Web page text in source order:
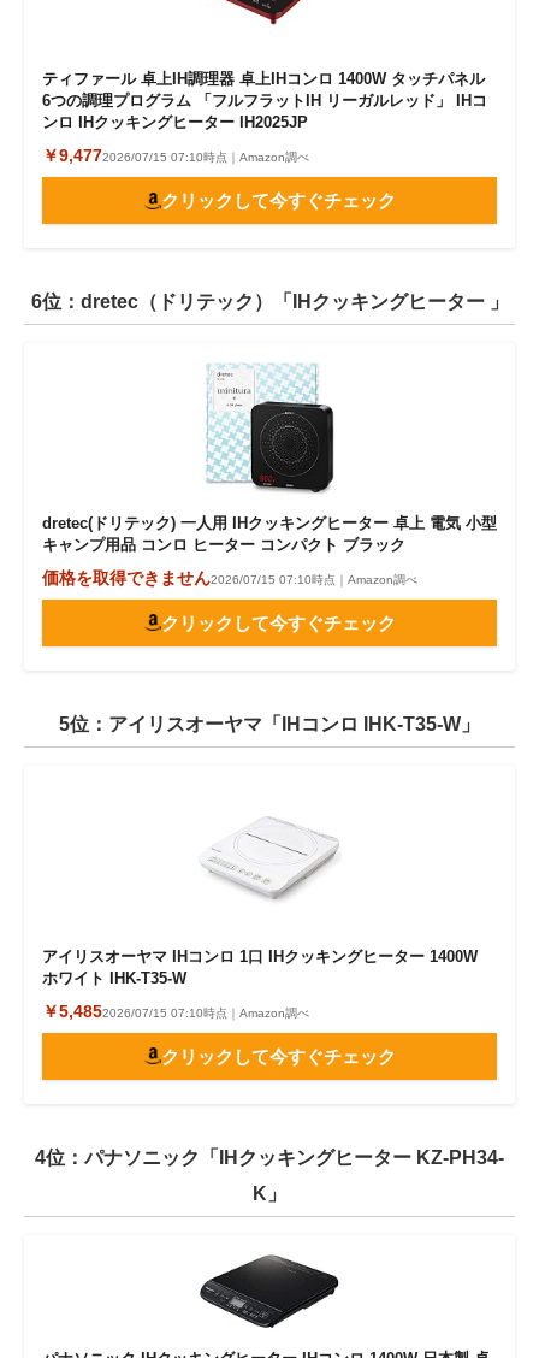
ティファール 卓上IH調理器 卓上IHコンロ 1400W タッチパネル
6つの調理プログラム 「フルフラットIH リーガルレッド」 IHコ
ンロ IHクッキングヒーター IH2025JP
￥9,4772026/07/15 07:10時点｜Amazon調べ
クリックして今すぐチェック
6位：dretec（ドリテック）「IHクッキングヒーター 」
dretec(ドリテック) 一人用 IHクッキングヒーター 卓上 電気 小型
キャンプ用品 コンロ ヒーター コンパクト ブラック
価格を取得できません2026/07/15 07:10時点｜Amazon調べ
クリックして今すぐチェック
5位：アイリスオーヤマ「IHコンロ IHK-T35-W」
アイリスオーヤマ IHコンロ 1口 IHクッキングヒーター 1400W
ホワイト IHK-T35-W
￥5,4852026/07/15 07:10時点｜Amazon調べ
クリックして今すぐチェック
4位：パナソニック「IHクッキングヒーター KZ-PH34-
K」